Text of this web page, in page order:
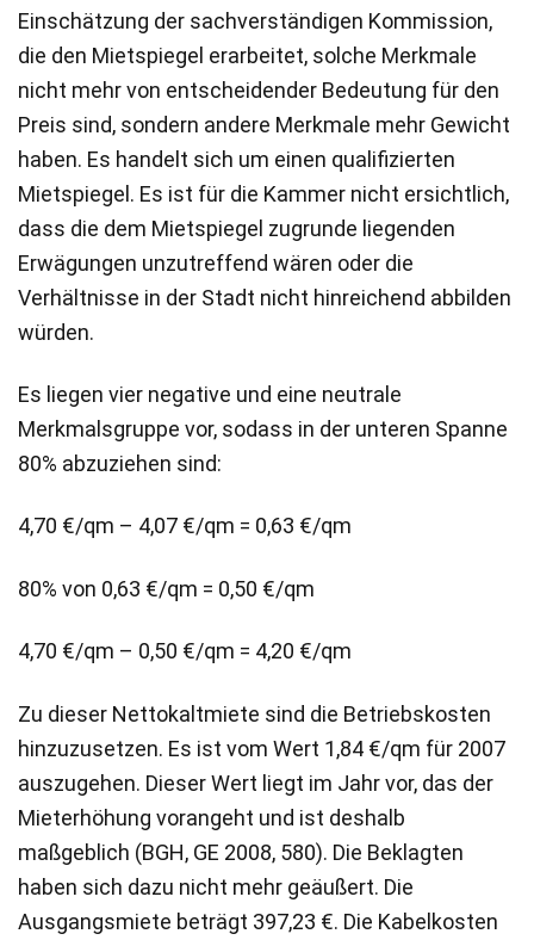
Einschätzung der sachverständigen Kommission,
die den Mietspiegel erarbeitet, solche Merkmale
nicht mehr von entscheidender Bedeutung für den
Preis sind, sondern andere Merkmale mehr Gewicht
haben. Es handelt sich um einen qualifizierten
Mietspiegel. Es ist für die Kammer nicht ersichtlich,
dass die dem Mietspiegel zugrunde liegenden
Erwägungen unzutreffend wären oder die
Verhältnisse in der Stadt nicht hinreichend abbilden
würden.
Es liegen vier negative und eine neutrale
Merkmalsgruppe vor, sodass in der unteren Spanne
80% abzuziehen sind:
4,70 €/qm – 4,07 €/qm = 0,63 €/qm
80% von 0,63 €/qm = 0,50 €/qm
4,70 €/qm – 0,50 €/qm = 4,20 €/qm
Zu dieser Nettokaltmiete sind die Betriebskosten
hinzuzusetzen. Es ist vom Wert 1,84 €/qm für 2007
auszugehen. Dieser Wert liegt im Jahr vor, das der
Mieterhöhung vorangeht und ist deshalb
maßgeblich (BGH, GE 2008, 580). Die Beklagten
haben sich dazu nicht mehr geäußert. Die
Ausgangsmiete beträgt 397,23 €. Die Kabelkosten